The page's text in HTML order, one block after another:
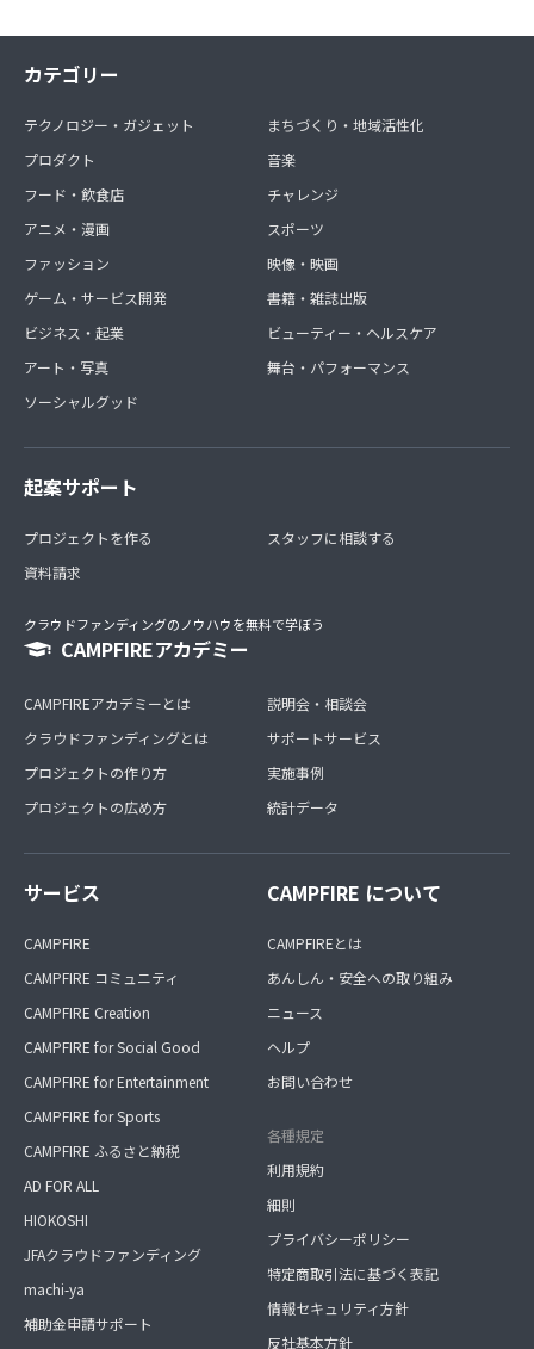
カテゴリー
テクノロジー・ガジェット
プロダクト
フード・飲食店
アニメ・漫画
ファッション
ゲーム・サービス開発
ビジネス・起業
アート・写真
ソーシャルグッド
まちづくり・地域活性化
音楽
チャレンジ
スポーツ
映像・映画
書籍・雑誌出版
ビューティー・ヘルスケア
舞台・パフォーマンス
起案サポート
プロジェクトを作る
資料請求
スタッフに相談する
クラウドファンディングのノウハウを無料で学ぼう
CAMPFIREアカデミー
CAMPFIREアカデミーとは
クラウドファンディングとは
プロジェクトの作り方
プロジェクトの広め方
説明会・相談会
サポートサービス
実施事例
統計データ
サービス
CAMPFIRE
CAMPFIRE コミュニティ
CAMPFIRE Creation
CAMPFIRE for Social Good
CAMPFIRE for Entertainment
CAMPFIRE for Sports
CAMPFIRE ふるさと納税
AD FOR ALL
HIOKOSHI
JFAクラウドファンディング
machi-ya
補助金申請サポート
CAMPFIRE について
CAMPFIREとは
あんしん・安全への取り組み
ニュース
ヘルプ
お問い合わせ
各種規定
利用規約
細則
プライバシーポリシー
特定商取引法に基づく表記
情報セキュリティ方針
反社基本方針